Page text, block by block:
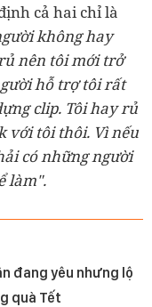
cả hai chỉ là
không hay
nên tôi mới trở
hỗ trợ tôi rất
clip. Tôi hay rủ
với tôi thôi. Vì nếu
có những người
làm".
đang yêu nhưng lộ
quà Tết